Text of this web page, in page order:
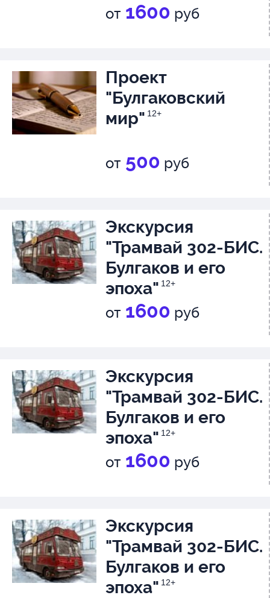
от 1600 руб
Проект
"Булгаковский
мир" 12+
от 500 руб
Экскурсия
"Трамвай 302-БИС.
Булгаков и его
эпоха" 12+
от 1600 руб
Экскурсия
"Трамвай 302-БИС.
Булгаков и его
эпоха" 12+
от 1600 руб
Экскурсия
"Трамвай 302-БИС.
Булгаков и его
эпоха" 12+